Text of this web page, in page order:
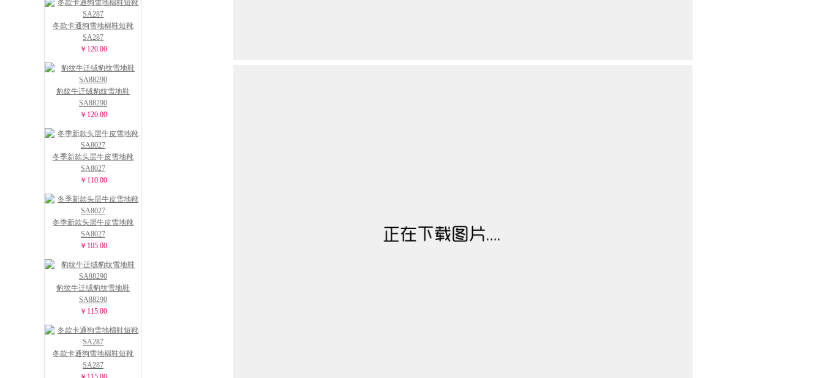
冬款卡通狗雪地棉鞋短靴
SA287
￥120.00
豹纹牛迁绒豹纹雪地鞋
SA88290
￥120.00
冬季新款头层牛皮雪地靴
SA8027
￥110.00
冬季新款头层牛皮雪地靴
SA8027
￥105.00
豹纹牛迁绒豹纹雪地鞋
SA88290
￥115.00
冬款卡通狗雪地棉鞋短靴
SA287